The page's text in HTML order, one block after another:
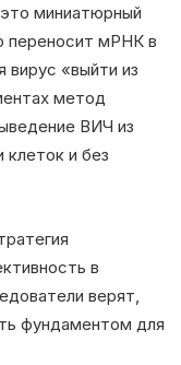
миниатюрный
переносит мРНК в
вирус «выйти из
метод
ВИЧ из
клеток и без
в
верят,
фундаментом для